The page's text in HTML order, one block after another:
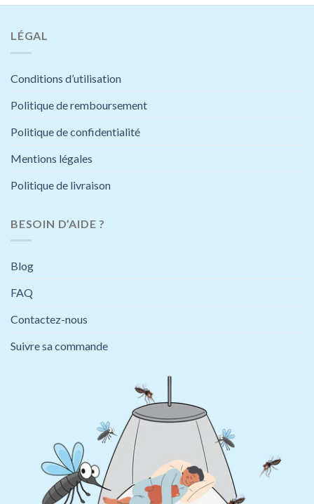
LÉGAL
Conditions d’utilisation
Politique de remboursement
Politique de confidentialité
Mentions légales
Politique de livraison
BESOIN D’AIDE ?
Blog
FAQ
Contactez-nous
Suivre sa commande